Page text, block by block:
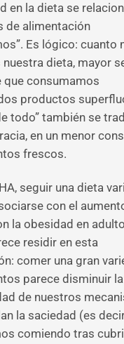
en la dieta se
de alimentación
Es lógico: cuanto
dieta, mayor
que consumamos
productos
todo” también se
en un menor
frescos.
seguir una dieta
con el
la obesidad en
residir en esta
comer una gran
parece disminuir la
de nuestros
la saciedad (es
comiendo tras